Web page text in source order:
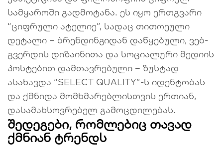
სამყაროში გადმოტანა. ეს იყო ერთგვარი
“ციფრული ატელიე”, სადაც თითოეული
დეტალი – ბრენდინგიდან დაწყებული, ვებ-
გვერდის დიზაინითა და სოციალური მედიის
პოსტებით დამთავრებული – ზუსტად
ასახავდა “SELECT QUALITY”-ს იდენტობას
და ქმნიდა მომხმარებლისთვის ერთიან,
დასამახსოვრებელ გამოცდილებას.
შედეგები, რომლებიც თავად
ქმნიან ტრენდს